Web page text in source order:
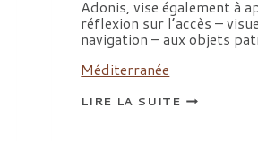
Adonis, vise également à
réflexion sur l’accès –
navigation – aux objets
Méditerranée
LIRE LA SUITEIDA
: